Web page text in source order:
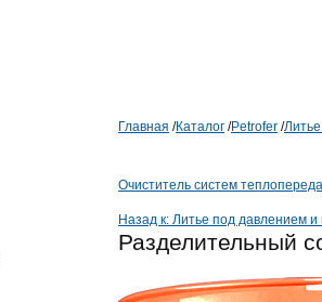
Главная /Каталог /Petrofer /
Очиститель систем
Назад к: Литье под давлением
Разделительный